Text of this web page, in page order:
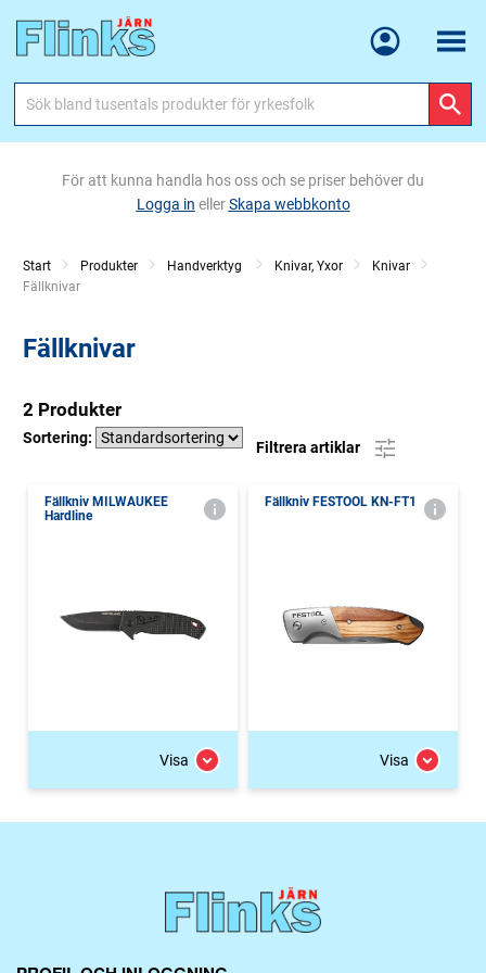
Meny
För att kunna handla hos oss och se priser behöver du
Logga in ellerSkapa webbkonto
Start Produkter Handverktyg Knivar, Yxor
Knivar
Current:
Fällknivar
Fällknivar
2 Produkter
Sortering:
Filtrera artiklar
Fällkniv MILWAUKEE
Hardline
Visa
Fällkniv FESTOOL KN-FT1
Visa